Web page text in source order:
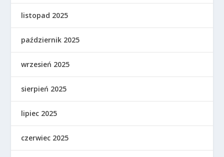
listopad 2025
październik 2025
wrzesień 2025
sierpień 2025
lipiec 2025
czerwiec 2025